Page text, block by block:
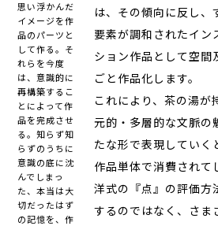
思い浮かんだ
イメージを作
品のパーツと
して作る。そ
れらを今度
は、意識的に
再構築するこ
とによって作
品を完成させ
る。知らず知
らずのうちに
意識の底に沈
んでしまっ
た、本当は大
切だったはず
の記憶を、作
は、その傾向に反し、
要素が調和されたイン
ション作品として空間
ごと作品化します。
これにより、茶の湯が
元的・多層的な文脈の
たな形で表現していく
作品単体で消費されて
洋式の『点』の評価方
するのではなく、さま